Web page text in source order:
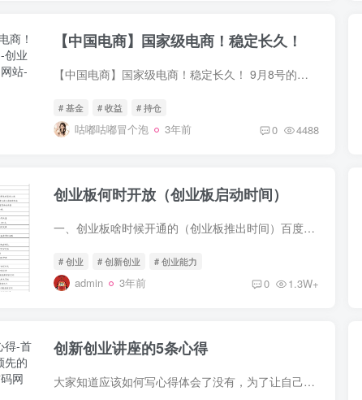
【中国电商】国家级电商！稳定长久！
【中国电商】国家级电商！稳定长久！ 9月8号的首码！ 错过保证你会后悔一辈子，顶级项目现在全网都没有几个人知道！ 这个项目现在还是是锁粉期！ 国家级项目，稳定长久，远离垃圾项目！@全体成...
# 基金 # 收益 # 持仓
咕嘟咕嘟冒个泡 3年前 0 4488
创业板何时开放（创业板启动时间）
一、创业板啥时候开通的（创业板推出时间）百度推荐如下：创业板推出时间百度推荐：创业板推出时间?-股票知识问答-
# 创业 # 创新创业 # 创业能力
admin 3年前 0 1.3W+
创新创业讲座的5条心得
大家知道应该如何写心得体会了没有，为了让自己的感受得到培养，我们要认真写心得体会，下面是职场范文网小编为您分享的创新创业讲座的心得体会5篇，